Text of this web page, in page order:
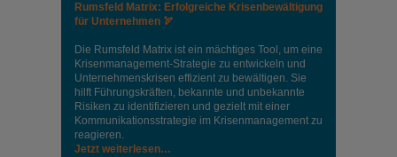
Rumsfeld Matrix: Erfolgreiche Krisenbewältigung
für Unternehmen 🏹
Die Rumsfeld Matrix ist ein mächtiges Tool, um eine
Krisenmanagement-Strategie zu entwickeln und
Unternehmenskrisen effizient zu bewältigen. Sie
hilft Führungskräften, bekannte und unbekannte
Risiken zu identifizieren und gezielt mit einer
Kommunikationsstrategie im Krisenmanagement zu
reagieren.
Jetzt weiterlesen…